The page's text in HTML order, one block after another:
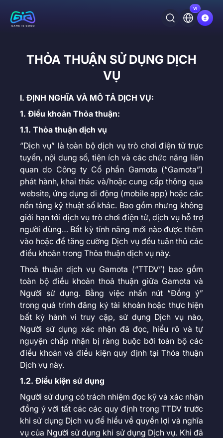
VI
THỎA THUẬN SỬ DỤNG DỊCH
VỤ
I. ĐỊNH NGHĨA VÀ MÔ TẢ DỊCH VỤ:
1. Điều khoản Thỏa thuận:
1.1. Thỏa thuận dịch vụ
“Dịch vụ” là toàn bộ dịch vụ trò chơi điện tử trực
tuyến, nội dung số, tiện ích và các chức năng liên
quan do Công ty Cổ phần Gamota (“Gamota”)
phát hành, khai thác và/hoặc cung cấp thông qua
website, ứng dụng di động (mobile app) hoặc các
nền tảng kỹ thuật số khác. Bao gồm nhưng không
giới hạn tới dịch vụ trò chơi điện tử, dịch vụ hỗ trợ
người dùng… Bất kỳ tính năng mới nào được thêm
vào hoặc để tăng cường Dịch vụ đều tuân thủ các
điều khoản trong Thỏa thuận dịch vụ này.
Thoả thuận dịch vụ Gamota (“TTDV”) bao gồm
toàn bộ điều khoản thoả thuận giữa Gamota và
Người sử dụng. Bằng việc nhấn nút “Đồng ý”
trong quá trình đăng ký tài khoản hoặc thực hiện
bất kỳ hành vi truy cập, sử dụng Dịch vụ nào,
Người sử dụng xác nhận đã đọc, hiểu rõ và tự
nguyện chấp nhận bị ràng buộc bởi toàn bộ các
điều khoản và điều kiện quy định tại Thỏa thuận
Dịch vụ này.
1.2. Điều kiện sử dụng
Người sử dụng có trách nhiệm đọc kỹ và xác nhận
đồng ý với tất các các quy định trong TTDV trước
khi sử dụng Dịch vụ để hiểu về quyền lợi và nghĩa
vụ của Người sử dụng khi sử dụng Dịch vụ. Khi đã